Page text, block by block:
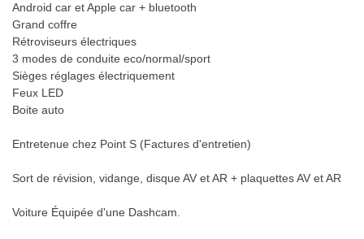
Android car et Apple car + bluetooth
Grand coffre
Rétroviseurs électriques
3 modes de conduite eco/normal/sport
Sièges réglages électriquement
Feux LED
Boite auto
Entretenue chez Point S (Factures d'entretien)
Sort de révision, vidange, disque AV et AR + plaquettes AV et AR
Voiture Équipée d'une Dashcam.